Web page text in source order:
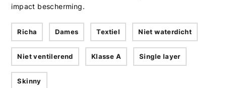
impact bescherming.
Richa Dames Textiel Niet waterdicht
Niet ventilerend Klasse A Single layer
Skinny